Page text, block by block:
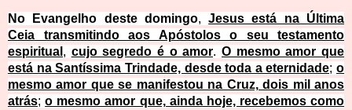
No Evangelho deste domingo,Jesus está na Última
Ceia transmitindo aos Apóstolos o seu testamento
espiritual , cujo segredo é o amor.O mesmo amor que
está na Santíssima Trindade, desde toda a eternidade; o
mesmo amor que se manifestou na Cruz, dois mil anos
atrás;o mesmo amor que, ainda hoje, recebemos como